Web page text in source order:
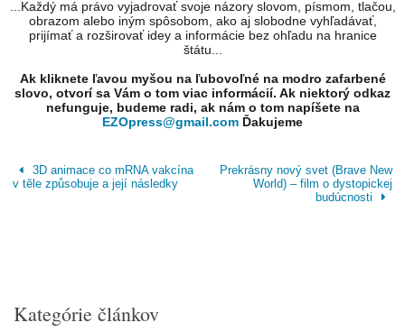
...Každý má právo vyjadrovať svoje názory slovom, písmom, tlačou,
obrazom alebo iným spôsobom, ako aj slobodne vyhľadávať,
prijímať a rozširovať idey a informácie bez ohľadu na hranice
štátu...
Ak kliknete ľavou myšou na ľubovoľné na modro zafarbené
slovo, otvorí sa Vám o tom viac informácií. Ak niektorý odkaz
nefunguje, budeme radi, ak nám o tom napíšete na
EZOpress@gmail.com Ďakujeme
3D animace co mRNA vakcína
v těle způsobuje a její následky
Prekrásny nový svet (Brave New
World) – film o dystopickej
budúcnosti
Kategórie článkov